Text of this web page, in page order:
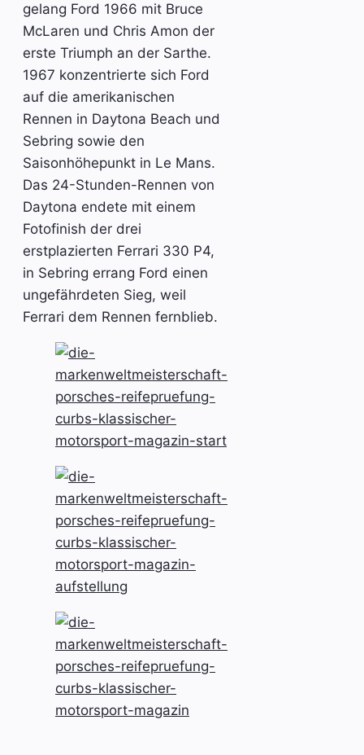
gelang Ford 1966 mit Bruce
McLaren und Chris Amon der
erste Triumph an der Sarthe.
1967 konzentrierte sich Ford
auf die amerikanischen
Rennen in Daytona Beach und
Sebring sowie den
Saisonhöhepunkt in Le Mans.
Das 24-Stunden-Rennen von
Daytona endete mit einem
Fotofinish der drei
erstplazierten Ferrari 330 P4,
in Sebring errang Ford einen
ungefährdeten Sieg, weil
Ferrari dem Rennen fernblieb.